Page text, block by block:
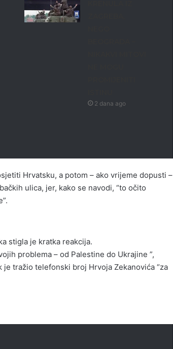
2 dana ago
Hrvatsku, a potom – ako vrijeme dopusti –
ulica, jer, kako se navodi, “to očito
stigla je kratka reakcija.
problema – od Palestine do Ukrajine ”,
tražio telefonski broj Hrvoja Zekanovića “za